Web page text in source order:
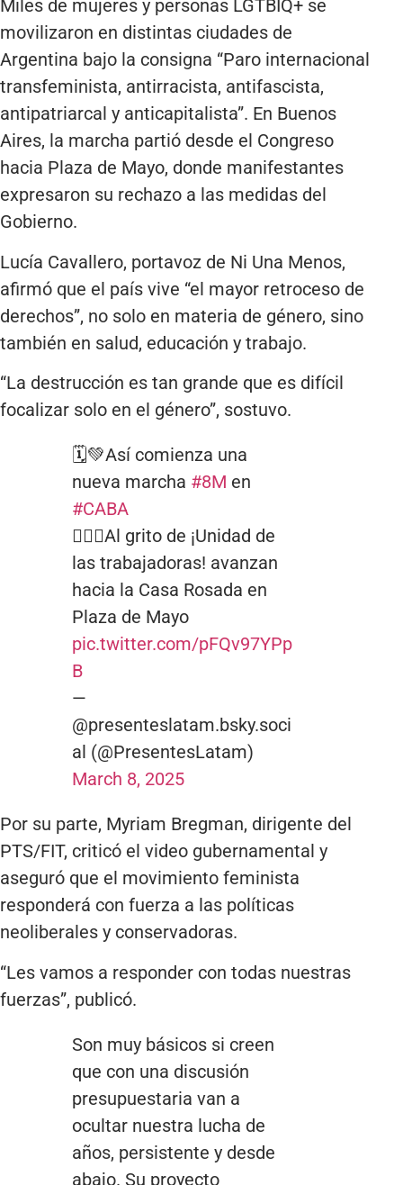
Miles de mujeres y personas LGTBIQ+ se
movilizaron en distintas ciudades de
Argentina bajo la consigna “Paro internacional
transfeminista, antirracista, antifascista,
antipatriarcal y anticapitalista”. En Buenos
Aires, la marcha partió desde el Congreso
hacia Plaza de Mayo, donde manifestantes
expresaron su rechazo a las medidas del
Gobierno.
Lucía Cavallero, portavoz de Ni Una Menos,
afirmó que el país vive “el mayor retroceso de
derechos”, no solo en materia de género, sino
también en salud, educación y trabajo.
“La destrucción es tan grande que es difícil
focalizar solo en el género”, sostuvo.
🗓️💚Así comienza una
nueva marcha #8M en
#CABA
✊🏾📢Al grito de ¡Unidad de
las trabajadoras! avanzan
hacia la Casa Rosada en
Plaza de Mayo
pic.twitter.com/pFQv97YPp
B
—
@presenteslatam.bsky.soci
al (@PresentesLatam)
March 8, 2025
Por su parte, Myriam Bregman, dirigente del
PTS/FIT, criticó el video gubernamental y
aseguró que el movimiento feminista
responderá con fuerza a las políticas
neoliberales y conservadoras.
“Les vamos a responder con todas nuestras
fuerzas”, publicó.
Son muy básicos si creen
que con una discusión
presupuestaria van a
ocultar nuestra lucha de
años, persistente y desde
abajo. Su proyecto